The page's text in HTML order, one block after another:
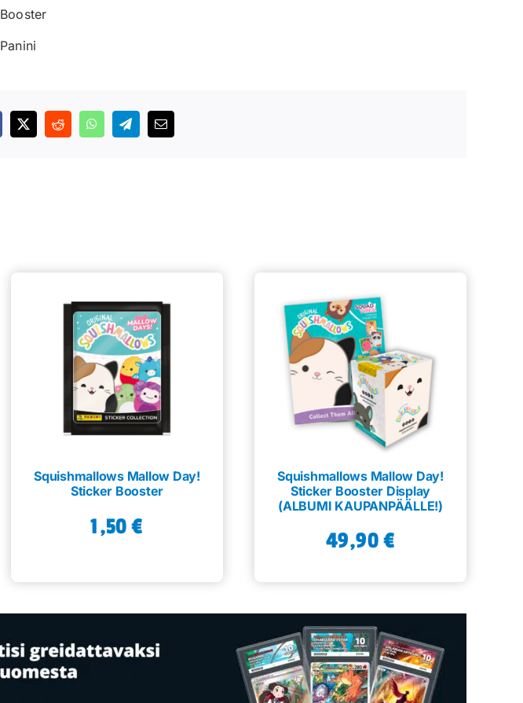
Booster
Panini
Squishmallows Mallow Day!
Sticker Booster
1,50€
Squishmallows Mallow Day!
Sticker Booster Display
(ALBUMI KAUPANPÄÄLLE!)
49,90€